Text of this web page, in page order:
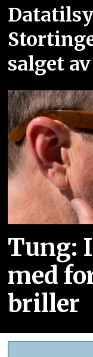
salget
Tung:
med
briller